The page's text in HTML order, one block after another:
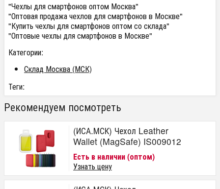
"Чехлы для смартфонов оптом Москва"
"Оптовая продажа чехлов для смартфонов в Москве"
"Купить чехлы для смартфонов оптом со склада"
"Оптовые чехлы для смартфонов в Москве"
Категории:
Склад Москва (МСК)
Теги:
Рекомендуем посмотреть
(ИСА.МСК) Чехол Leather
Wallet (MagSafe) IS009012
Есть в наличии (оптом)
Узнать цену